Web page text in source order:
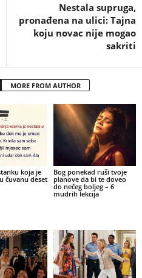
Nestala supruga,
pronađena na ulici: Tajna
koju novac nije mogao
sakriti
MORE FROM AUTHOR
koja je
čuvanu deset
Bog ponekad ruši tvoje
planove da bi te doveo
do nečeg boljeg – 6
mudrih lekcija